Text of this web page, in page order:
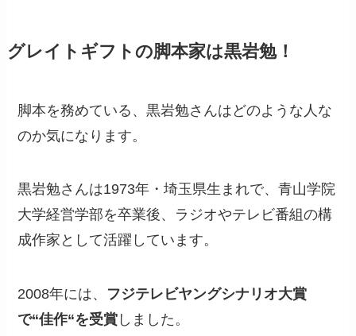
グレイトギフトの脚本家は黒岩勉！
脚本を務めている、黒岩勉さんはどのような人な
のか気になります。
黒岩勉さんは1973年・埼玉県生まれで、青山学院
大学経営学部を卒業後、ラジオやテレビ番組の構
成作家として活躍しています。
2008年には、 フジテレビヤングシナリオ大賞
で“佳作“を受賞 しました。